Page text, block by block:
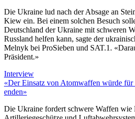
Die Ukraine lud nach der Absage an
Kiew ein. Bei einem solchen Besuch
Deutschland der Ukraine mit schweren
Russland helfen kann, sagte der
Melnyk bei ProSieben und SAT.1.
Präsident.»
Interview
«Der Einsatz von Atomwaffen würde für
enden»
Die Ukraine fordert schwere Waffen wie